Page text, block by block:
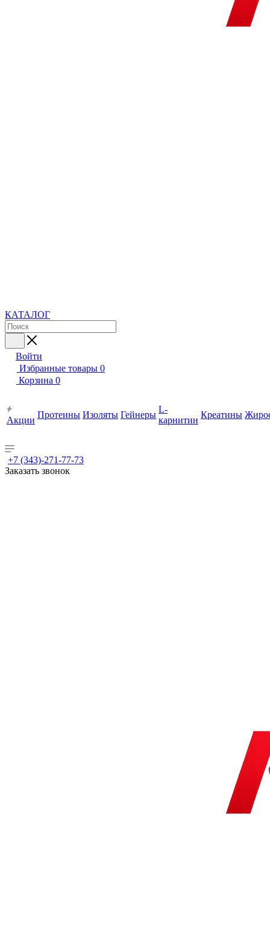
КАТАЛОГ
Войти
Избранные товары 0
Корзина 0
Акции
Протеины Изоляты Гейнеры
L-
карнитин
Креатины
+7 (343)-271-77-73
Заказать звонок